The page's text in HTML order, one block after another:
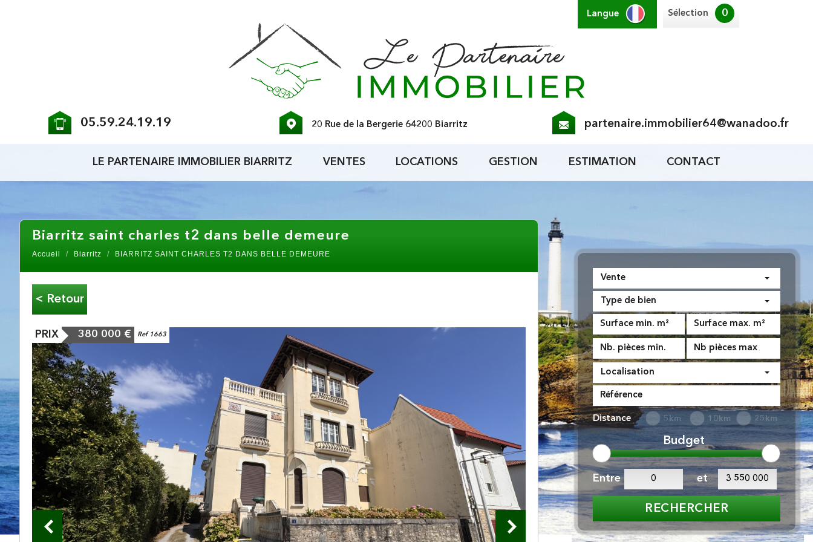
Sélection 0
Langue
05.59.24.19.19 20 Rue de la Bergerie 64200 Biarritz partenaire.immobilier64@wanadoo.fr
LE PARTENAIRE IMMOBILIER BIARRITZ VENTES LOCATIONS GESTION ESTIMATION CONTACT
Vente
Type de bien
Localisation
Distance 5km 10km 25km
Budget
Entre et
RECHERCHER
biarritz saint charles t2 dans belle demeure
Accueil Biarritz BIARRITZ SAINT CHARLES T2 DANS BELLE DEMEURE
< Retour
PRIX 380 000 € Ref 1663